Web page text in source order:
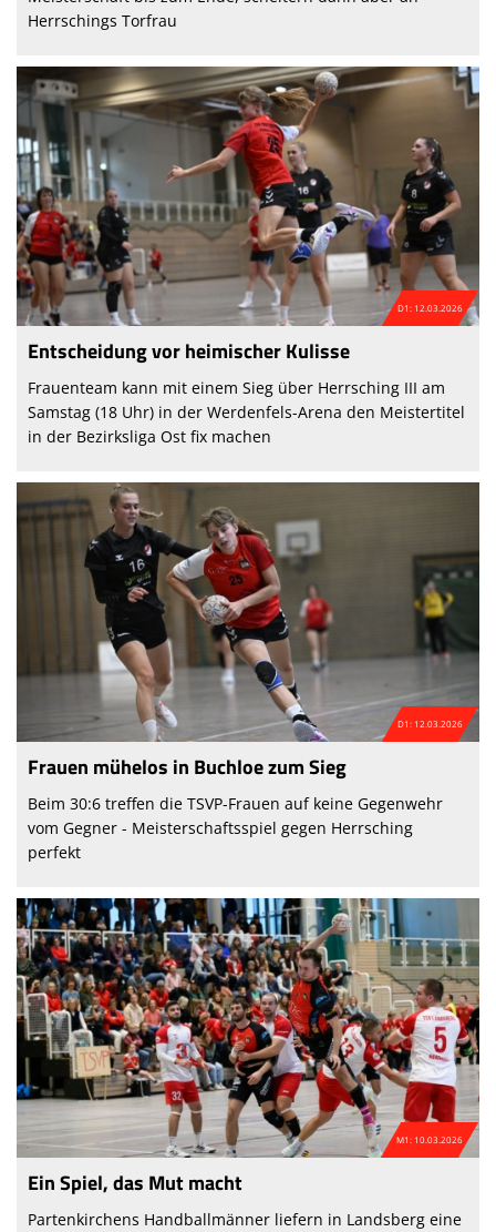
Herrschings Torfrau
D1: 12.03.2026
Entscheidung vor heimischer Kulisse
Frauenteam kann mit einem Sieg über Herrsching III am
Samstag (18 Uhr) in der Werdenfels-Arena den Meistertitel
in der Bezirksliga Ost fix machen
D1: 12.03.2026
Frauen mühelos in Buchloe zum Sieg
Beim 30:6 treffen die TSVP-Frauen auf keine Gegenwehr
vom Gegner - Meisterschaftsspiel gegen Herrsching
perfekt
M1: 10.03.2026
Ein Spiel, das Mut macht
Partenkirchens Handballmänner liefern in Landsberg eine